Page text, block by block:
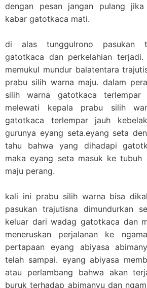
dengan pesan jangan pulang jika
kabar gatotkaca mati.
di alas tunggulrono pasukan
gatotkaca dan perkelahian
memukul mundur balatentara
prabu silih warna maju. dalam
silih warna gatotkaca terlempar
melewati kepala prabu silih
gatotkaca terlempar jauh
gurunya eyang seta.eyang seta
tahu bahwa yang dihadapi
maka eyang seta masuk ke
maju perang.
kali ini prabu silih warna bisa
pasukan trajutisna dimundurkan
keluar dari wadag gatotkaca dan
meneruskan perjalanan ke
pertapaan eyang abiyasa
telah sampai. eyang abiyasa
atau perlambang bahwa akan
buruk terhadap abimanyu dan